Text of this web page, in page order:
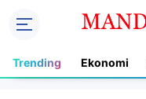
Trending Ekonomi